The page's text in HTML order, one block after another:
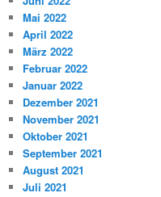
Mai 2022
April 2022
März 2022
Februar 2022
Januar 2022
Dezember 2021
November 2021
Oktober 2021
September 2021
August 2021
Juli 2021